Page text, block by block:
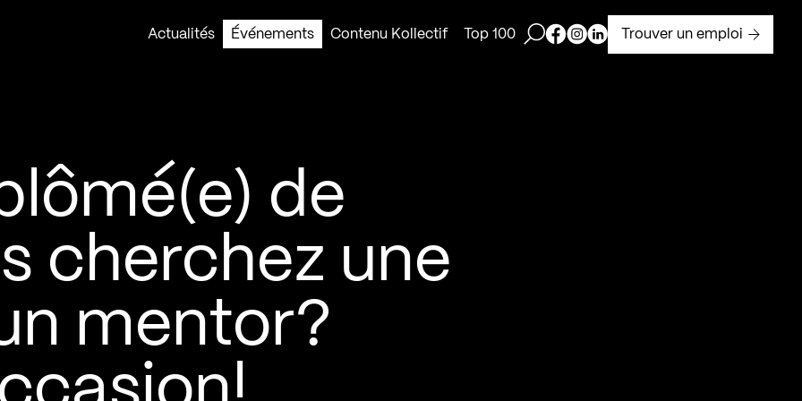
Actualités
Événements Contenu Kollectif Top 100 Ouvrir la barre de recherche
Page Facebook de Kollectif
Page Instagram de Kollectif
Page Linkedin de Kollectif
Trouver un emploi
de
cherchez une
mentor?